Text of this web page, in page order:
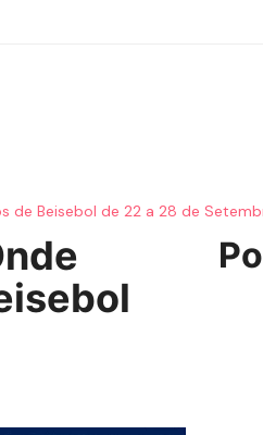
de Beisebol de 22 a 28 de